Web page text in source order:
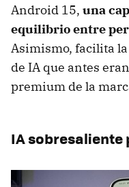
Android 15, una
equilibrio entre
Asimismo, facilita
de IA que antes
premium de la
IA sobresaliente